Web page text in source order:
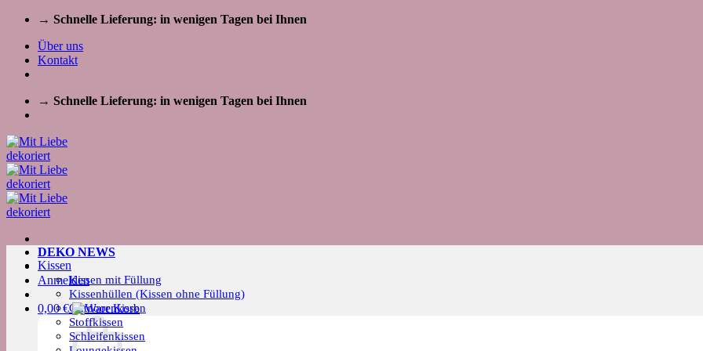
Zum
springen
→ Schnelle Lieferung: in wenigen Tagen bei Ihnen
Über uns
Kontakt
→ Schnelle Lieferung: in wenigen Tagen bei Ihnen
Kissen
Kissen mit Füllung
Kissenhüllen (Kissen ohne Füllung)
Outdoor Kissen
Stoffkissen
Schleifenkissen
DEKO NEWS
Anmelden
0,00€